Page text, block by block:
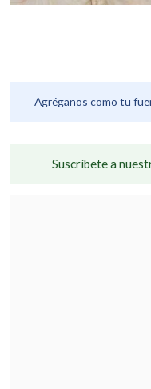
Agréganos como tu
Suscríbete a